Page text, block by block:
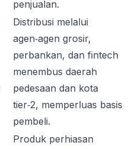
penjualan.
Distribusi melalui
agen‑agen grosir,
perbankan, dan fintech
menembus daerah
pedesaan dan kota
tier‑2, memperluas basis
pembeli.
Produk perhiasan